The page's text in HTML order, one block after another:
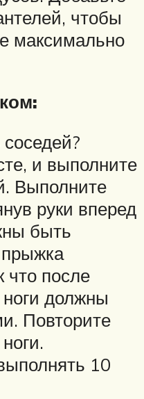
чтобы
максимально
и выполните
Выполните
руки вперед
быть
что после
должны
Повторите
10